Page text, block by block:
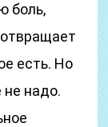
боль,
есть. Но
не надо.